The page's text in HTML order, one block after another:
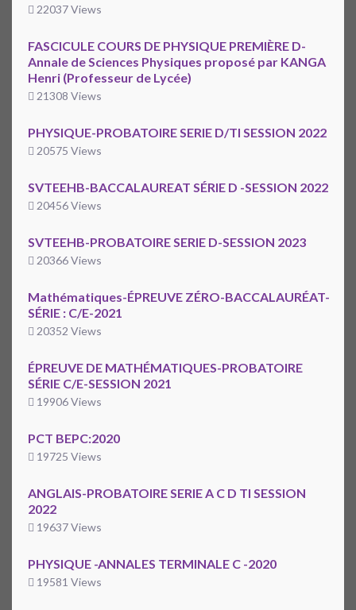
22037 Views
FASCICULE COURS DE PHYSIQUE PREMIÈRE D-
Annale de Sciences Physiques proposé par KANGA
Henri (Professeur de Lycée)
21308 Views
PHYSIQUE-PROBATOIRE SERIE D/TI SESSION 2022
20575 Views
SVTEEHB-BACCALAUREAT SÉRIE D -SESSION 2022
20456 Views
SVTEEHB-PROBATOIRE SERIE D-SESSION 2023
20366 Views
Mathématiques-ÉPREUVE ZÉRO-BACCALAURÉAT-
SÉRIE : C/E-2021
20352 Views
ÉPREUVE DE MATHÉMATIQUES-PROBATOIRE
SÉRIE C/E-SESSION 2021
19906 Views
PCT BEPC:2020
19725 Views
ANGLAIS-PROBATOIRE SERIE A C D TI SESSION
2022
19637 Views
PHYSIQUE -ANNALES TERMINALE C -2020
19581 Views